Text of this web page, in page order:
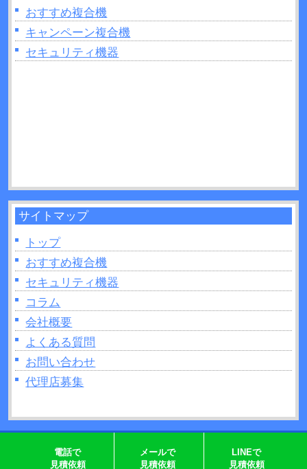
電話で
見積依頼
メールで
見積依頼
LINEで
見積依頼
を行う場合のポイントを紹介！
2026年06月26日：複合機の印刷がうまくいかない
ときは読み取り部分（ガラス面）の掃除をしてみ
よう！
おすすめ複合機
キャンペーン複合機
セキュリティ機器
サイトマップ
トップ
おすすめ複合機
セキュリティ機器
コラム
会社概要
よくある質問
お問い合わせ
代理店募集